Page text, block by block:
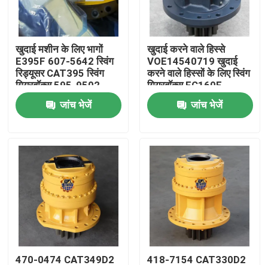
कारखाना भ्रमण
गुणवत्ता नियंत्रण
संपर्क करें
समाचार
एक उद्धरण का अनुरोध करें
खुदाई अंतिम ड्राइव मोटर
खुदाई स्विंग मोटर
खुदाई मशीन के लिए भागों
E395F 607-5642 स्विंग
रिड्यूसर CAT395 स्विंग
गियरबॉक्स 595-9502
जांच भेजें
खुदाई करने वाले हिस्से
VOE14540719 खुदाई
करने वाले हिस्सों के लिए स्विंग
गियरबॉक्स EC160E
EC180E स्विंग डिवाइस
जांच भेजें
470-0474 CAT349D2 418-7154 CAT330D2